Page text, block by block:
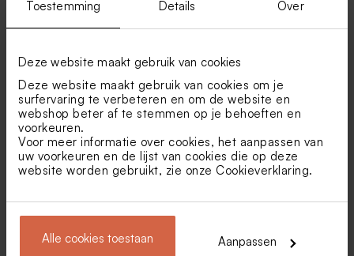
Toestemming Details Over
Deze website maakt gebruik van cookies
Deze website maakt gebruik van cookies om je
surfervaring te verbeteren en om de website en
webshop beter af te stemmen op je behoeften en
voorkeuren.
Voor meer informatie over cookies, het aanpassen van
uw voorkeuren en de lijst van cookies die op deze
website worden gebruikt, zie onze Cookieverklaring.
Alle cookies toestaan Aanpassen
Set huwelijksbedankjes
goud met 34 bedankjes
Transparante gondeldoosjes
Klassiek bedankkaartje met
fotocollage en namen
Stijlvol bedankkaartje met
foto